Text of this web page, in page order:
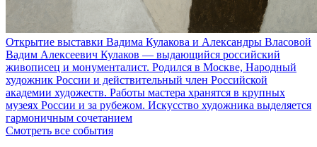
Открытие выставки Вадима Кулакова и Александры Власовой
Вадим Алексеевич Кулаков — выдающийся российский
живописец и монументалист. Родился в Москве, Народный
художник России и действительный член Российской
академии художеств. Работы мастера хранятся в крупных
музеях России и за рубежом. Искусство художника выделяется
гармоничным сочетанием
Смотреть все события